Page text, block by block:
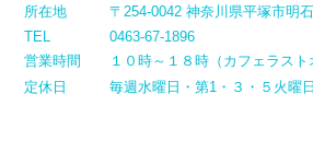
所在地
〒254-0042 神奈川県平塚市明
TEL
0463-67-1896
営業時間
１０時～１８時（カフェラスト
定休日
毎週水曜日・第1・３・５火曜日